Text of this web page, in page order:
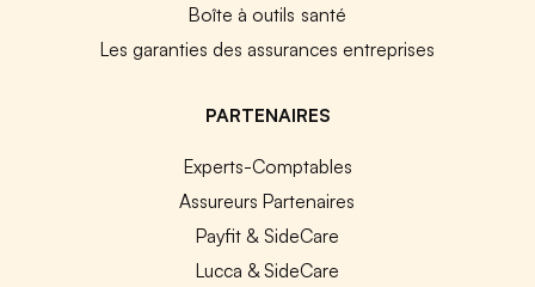
Boîte à outils santé
Les garanties des assurances entreprises
PARTENAIRES
Experts-Comptables
Assureurs Partenaires
Payfit & SideCare
Lucca & SideCare